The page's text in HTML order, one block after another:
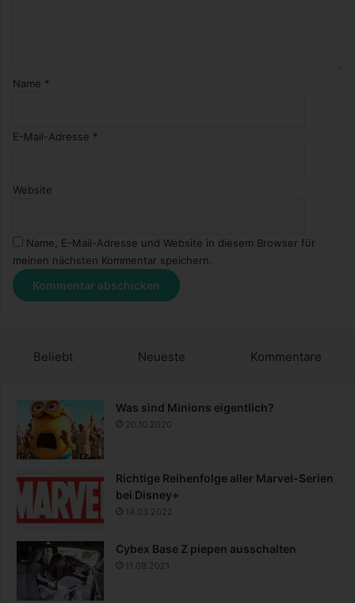
Name *
E-Mail-Adresse *
Website
Name, E-Mail-Adresse und Website in diesem Browser für
meinen nächsten Kommentar speichern.
Beliebt Neueste Kommentare
Was sind Minions eigentlich?
20.10.2020
Richtige Reihenfolge aller Marvel-Serien
bei Disney+
14.03.2022
Cybex Base Z piepen ausschalten
11.08.2021